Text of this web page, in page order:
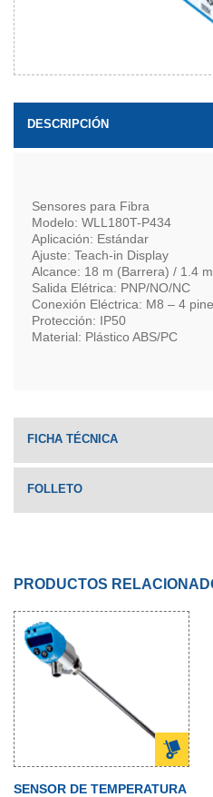
DESCRIPCIÓN
Sensores para Fibra
Modelo: WLL180T-P434
Aplicación: Estándar
Ajuste: Teach-in Display
Alcance: 18 m (Barrera) / 1.4
Salida Elétrica: PNP/NO/NC
Conexión Eléctrica: M8 – 4
Protección: IP50
Material: Plástico ABS/PC
FICHA TÉCNICA
FOLLETO
PRODUCTOS
SENSOR DE TEMPERATURA